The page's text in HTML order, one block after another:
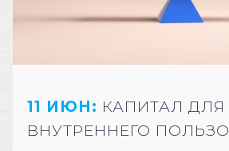
11 ИЮН: КАПИТАЛ ДЛЯ
ВНУТРЕННЕГО